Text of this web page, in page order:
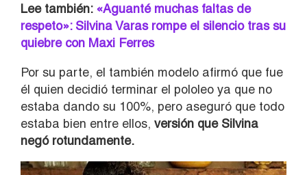
Lee también: «Aguanté muchas faltas de
respeto»: Silvina Varas rompe el silencio tras su
quiebre con Maxi Ferres
Por su parte, el también modelo afirmó que fue
él quien decidió terminar el pololeo ya que no
estaba dando su 100%, pero aseguró que todo
estaba bien entre ellos, versión que Silvina
negó rotundamente.